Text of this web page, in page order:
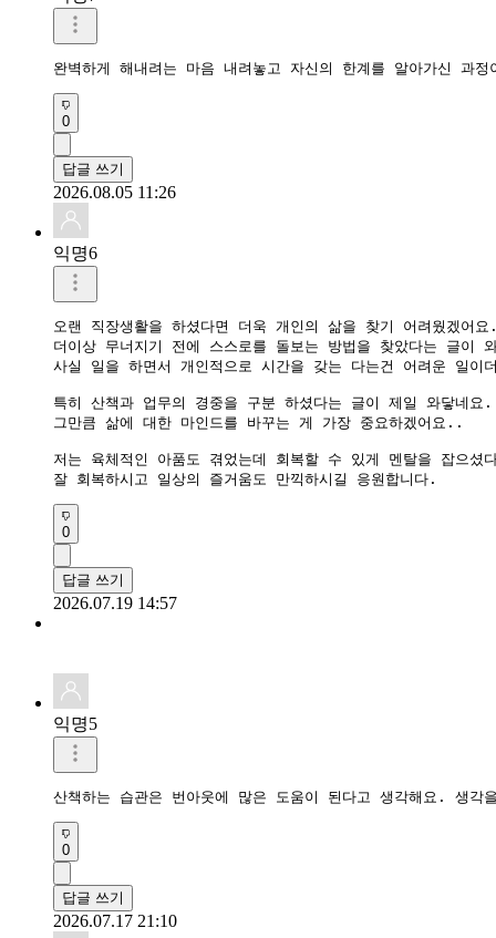
완벽하게 해내려는 마음 내려놓고 자신의 한계를 알아가신 과
0
답글 쓰기
2026.08.05 11:26
익명6
오랜 직장생활을 하셨다면 더욱 개인의 삶을 찾기 어려웠겠어
더이상 무너지기 전에 스스로를 돌보는 방법을 찾았다는 글이
사실 일을 하면서 개인적으로 시간을 갖는 다는건 어려운 일이
특히 산책과 업무의 경중을 구분 하셨다는 글이 제일 와닿네요
그만큼 삶에 대한 마인드를 바꾸는 게 가장 중요하겠어요..
저는 육체적인 아품도 겪었는데 회복할 수 있게 멘탈을 잡으셨
잘 회복하시고 일상의 즐거움도 만끽하시길 응원합니다.
0
답글 쓰기
2026.07.19 14:57
익명5
산책하는 습관은 번아웃에 많은 도움이 된다고 생각해요. 생
0
답글 쓰기
2026.07.17 21:10